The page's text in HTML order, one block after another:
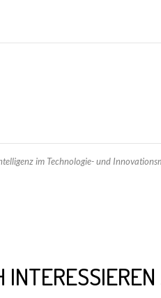
im Technologie- und